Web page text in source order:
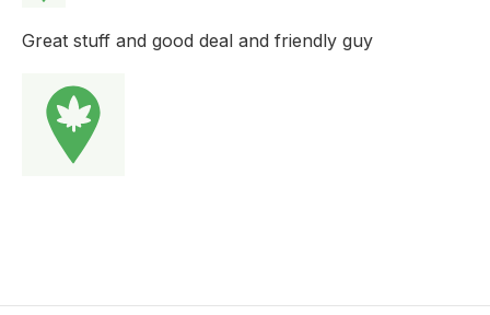
Great stuff and good deal and friendly guy